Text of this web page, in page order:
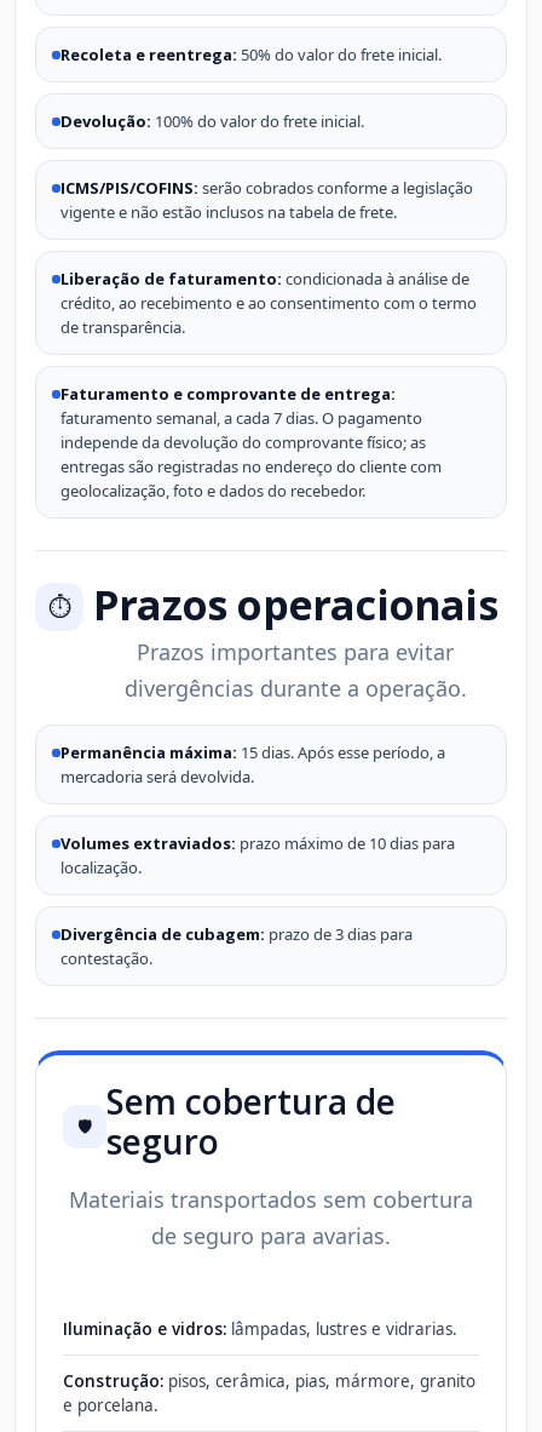
Recoleta e reentrega: 50% do valor do frete inicial.
Devolução: 100% do valor do frete inicial.
ICMS/PIS/COFINS: serão cobrados conforme a legislação
vigente e não estão inclusos na tabela de frete.
Liberação de faturamento: condicionada à análise de
crédito, ao recebimento e ao consentimento com o termo
de transparência.
Faturamento e comprovante de entrega:
faturamento semanal, a cada 7 dias. O pagamento
independe da devolução do comprovante físico; as
entregas são registradas no endereço do cliente com
geolocalização, foto e dados do recebedor.
⏱️ Prazos operacionais
Prazos importantes para evitar
divergências durante a operação.
Permanência máxima: 15 dias. Após esse período, a
mercadoria será devolvida.
Volumes extraviados: prazo máximo de 10 dias para
localização.
Divergência de cubagem: prazo de 3 dias para
contestação.
🛡️
Sem cobertura de
seguro
Materiais transportados sem cobertura
de seguro para avarias.
Iluminação e vidros: lâmpadas, lustres e vidrarias.
Construção: pisos, cerâmica, pias, mármore, granito
e porcelana.